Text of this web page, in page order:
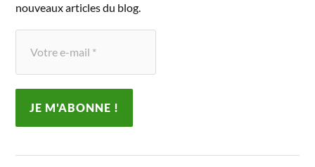
nouveaux articles du blog.